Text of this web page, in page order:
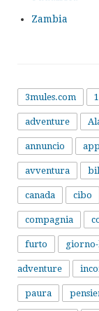
Zambia
3mules.com
adventure
annuncio
avventura
canada cibo
compagnia
furto
adventure
paura